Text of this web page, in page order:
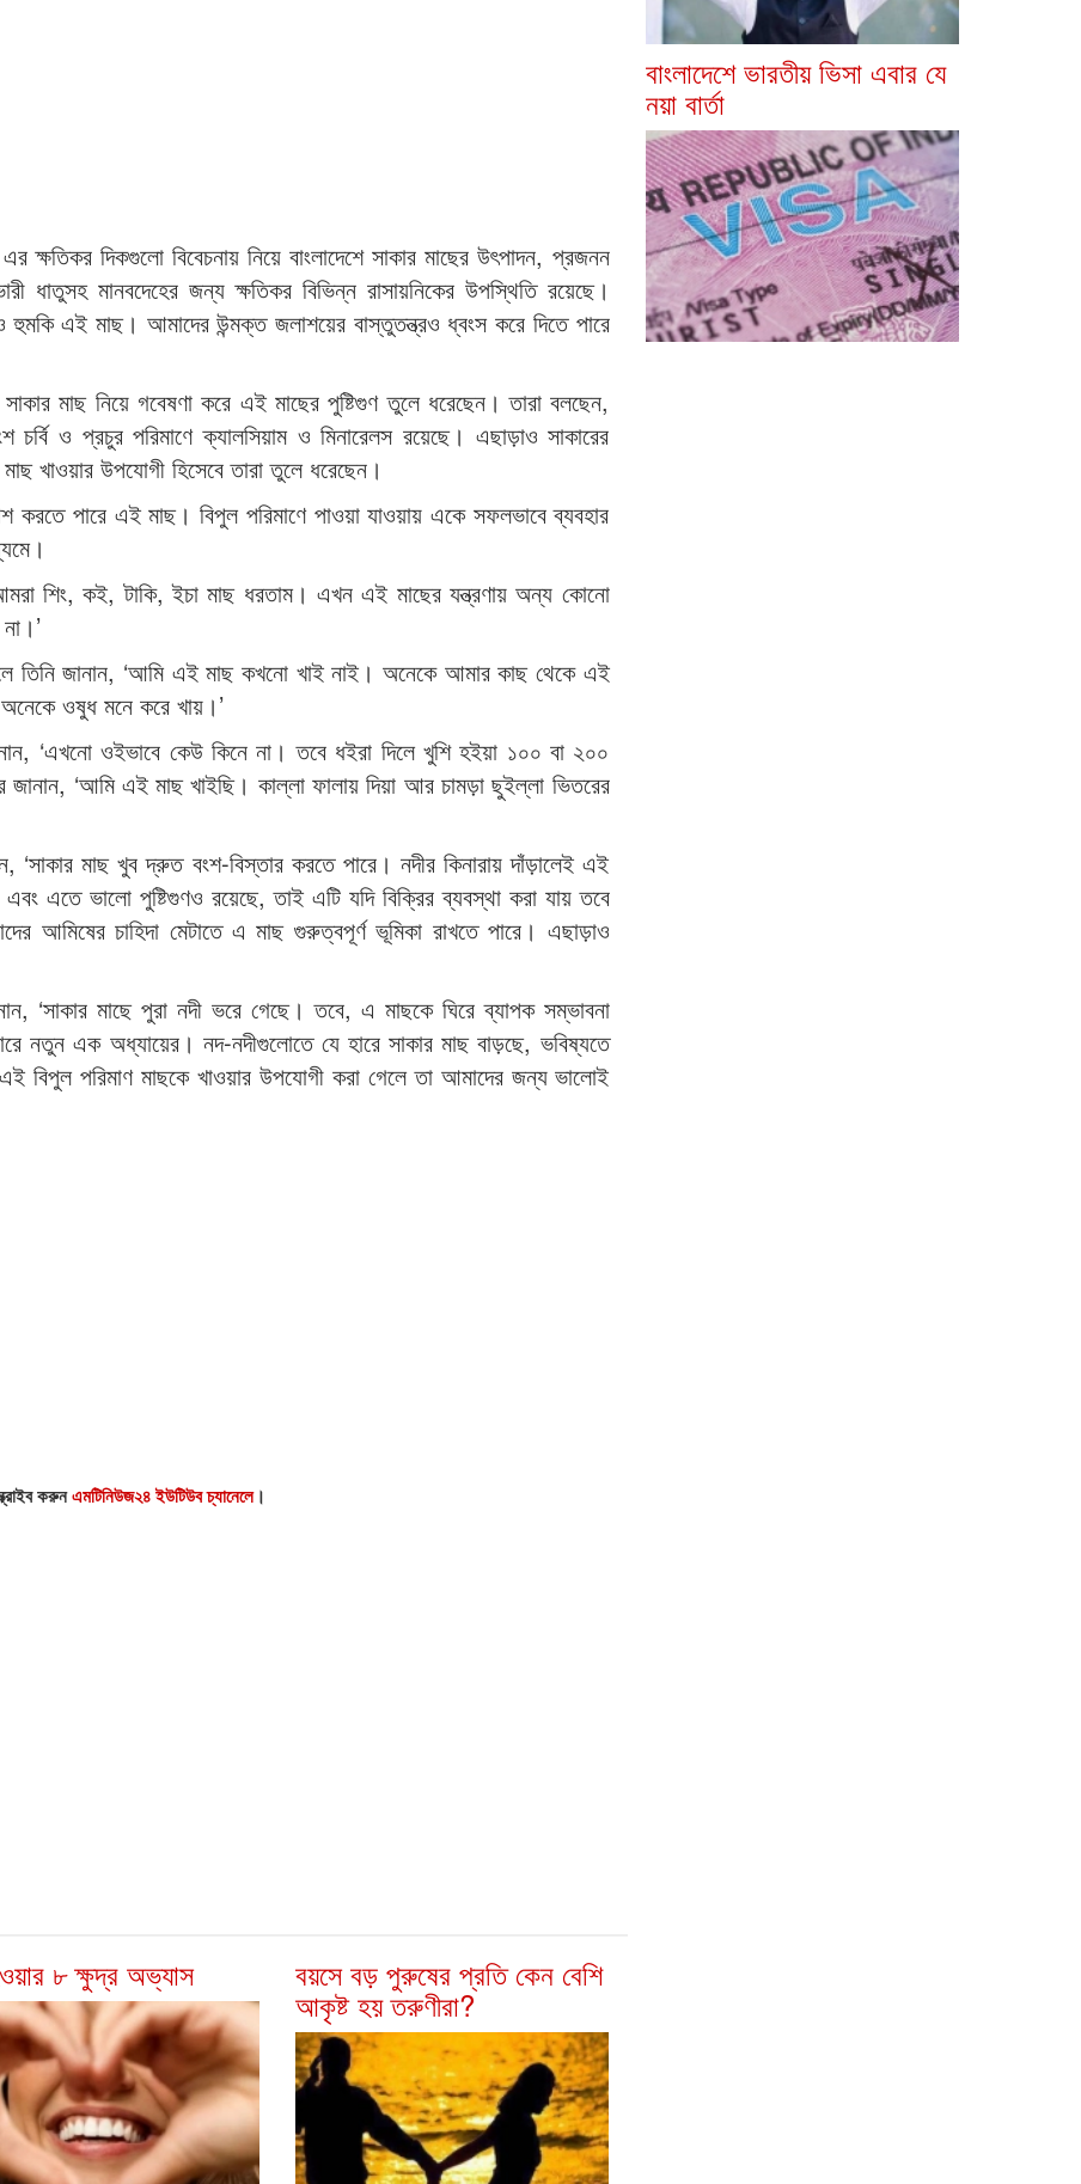
ক্ষতিকর দিকগুলো বিবেচনায় নিয়ে বাংলাদেশে সাকার মাছের উৎপাদন, প্রজনন
ধাতুসহ মানবদেহের জন্য ক্ষতিকর বিভিন্ন রাসায়নিকের উপস্থিতি রয়েছে।
এই মাছ। আমাদের উন্মক্ত জলাশয়ের বাস্তুতন্ত্রও ধ্বংস করে দিতে পারে
মাছ নিয়ে গবেষণা করে এই মাছের পুষ্টিগুণ তুলে ধরেছেন। তারা বলছেন,
ও প্রচুর পরিমাণে ক্যালসিয়াম ও মিনারেলস রয়েছে। এছাড়াও সাকারের
খাওয়ার উপযোগী হিসেবে তারা তুলে ধরেছেন।
করতে পারে এই মাছ। বিপুল পরিমাণে পাওয়া যাওয়ায় একে সফলভাবে ব্যবহার
শিং, কই, টাকি, ইচা মাছ ধরতাম। এখন এই মাছের যন্ত্রণায় অন্য কোনো
তিনি জানান, ‘আমি এই মাছ কখনো খাই নাই। অনেকে আমার কাছ থেকে এই
ওষুধ মনে করে খায়।’
‘এখনো ওইভাবে কেউ কিনে না। তবে ধইরা দিলে খুশি হইয়া ১০০ বা ২০০
জানান, ‘আমি এই মাছ খাইছি। কাল্লা ফালায় দিয়া আর চামড়া ছুইল্লা ভিতরের
‘সাকার মাছ খুব দ্রুত বংশ-বিস্তার করতে পারে। নদীর কিনারায় দাঁড়ালেই এই
এতে ভালো পুষ্টিগুণও রয়েছে, তাই এটি যদি বিক্রির ব্যবস্থা করা যায় তবে
আমিষের চাহিদা মেটাতে এ মাছ গুরুত্বপূর্ণ ভূমিকা রাখতে পারে। এছাড়াও
‘সাকার মাছে পুরা নদী ভরে গেছে। তবে, এ মাছকে ঘিরে ব্যাপক সম্ভাবনা
নতুন এক অধ্যায়ের। নদ-নদীগুলোতে যে হারে সাকার মাছ বাড়ছে, ভবিষ্যতে
পরিমাণ মাছকে খাওয়ার উপযোগী করা গেলে তা আমাদের জন্য ভালোই
করুনএমটিনিউজ২৪ ইউটিউব চ্যানেলে।
৮ ক্ষুদ্র অভ্যাস বয়সে বড় পুরুষের প্রতি কেন বেশি
আকৃষ্ট হয় তরুণীরা?
বাংলাদেশে ভারতীয় ভিসা এবার যে
নয়া বার্তা